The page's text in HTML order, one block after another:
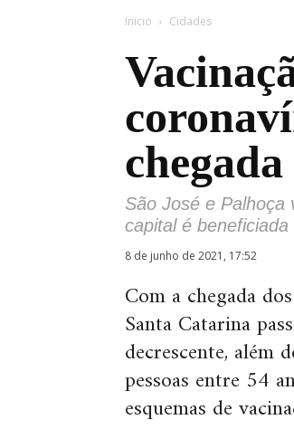
Inicio Cidades
São José e Palhoça
capital é
8 de junho de 2021, 17:52
Com a chegada dos
Santa Catarina
decrescente, além
pessoas entre 54
esquemas de